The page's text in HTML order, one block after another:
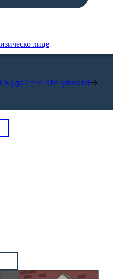
лице
Създайте Storyboard